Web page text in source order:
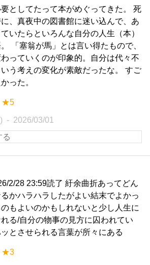
としてたって本がめぐってきた。 死
、真夜中の図書館に迷い込んで、あ
いたらといろんな自分の人生（本）
「塞翁が馬」とは言い得たもので、
っていくのが印象的。自分は代々不
う考えの変化が素敵だったな。 すご
った。
★5
2026/03/01
2/28 23:59読了 紆余曲折あってどん
かハラハラしたがよい結末でよかっ
もよいのかもしれないと少し人生に
る/自分の物事の見方に囚われてい
とさせられる言葉が所々にある
★3